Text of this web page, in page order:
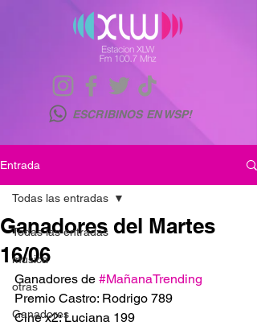
ESCRIBINOS EN WSP!
Entrada
Todas las entradas
musica
otras
Ganadores
Todas las entradas
Ganadores del Martes
16/06
Ganadores de #MañanaTrending
Premio Castro: Rodrigo 789
Cine x2: Luciana 199